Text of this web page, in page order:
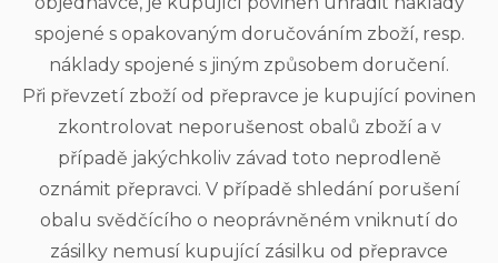
spojené s opakovaným doručováním zboží, resp.
náklady spojené s jiným způsobem doručení.
Při převzetí zboží od přepravce je kupující povinen
zkontrolovat neporušenost obalů zboží a v
případě jakýchkoliv závad toto neprodleně
oznámit přepravci. V případě shledání porušení
obalu svědčícího o neoprávněném vniknutí do
zásilky nemusí kupující zásilku od přepravce